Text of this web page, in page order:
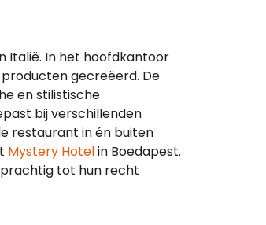
Italië. In het hoofdkantoor
gecreëerd. De
en stilistische
bij verschillenden
restaurant in én buiten
Mystery Hotelin Boedapest.
tot hun recht